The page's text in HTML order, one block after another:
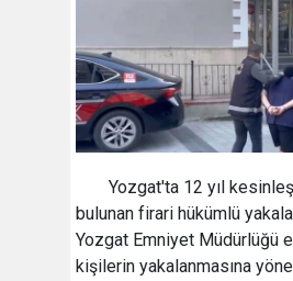
Yozgat'ta 12 yıl
bulunan firari hükümlü
Yozgat Emniyet Müdürlüğü
kişilerin yakalanmasına